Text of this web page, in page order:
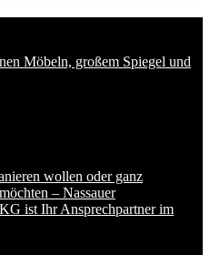
wollen oder ganz
– Nassauer
ist Ihr Ansprechpartner im